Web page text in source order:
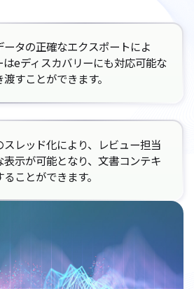
タの正確なエクスポートによ
はeディスカバリーにも対応可能な
すことができます。
スレッド化により、レビュー担当
示が可能となり、文書コンテキ
ことができます。